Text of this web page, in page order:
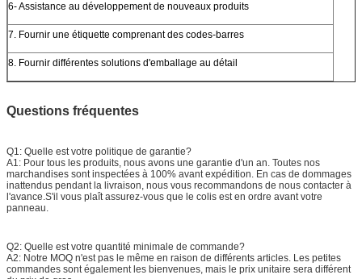
6- Assistance au développement de nouveaux produits
7. Fournir une étiquette comprenant des codes-barres
8. Fournir différentes solutions d'emballage au détail
Questions fréquentes
Q1: Quelle est votre politique de garantie?
A1: Pour tous les produits, nous avons une garantie d'un an. Toutes nos
marchandises sont inspectées à 100% avant expédition. En cas de dommages
inattendus pendant la livraison, nous vous recommandons de nous contacter à
l'avance.S'il vous plaît assurez-vous que le colis est en ordre avant votre
panneau.
Q2: Quelle est votre quantité minimale de commande?
A2: Notre MOQ n'est pas le même en raison de différents articles. Les petites
commandes sont également les bienvenues, mais le prix unitaire sera différent